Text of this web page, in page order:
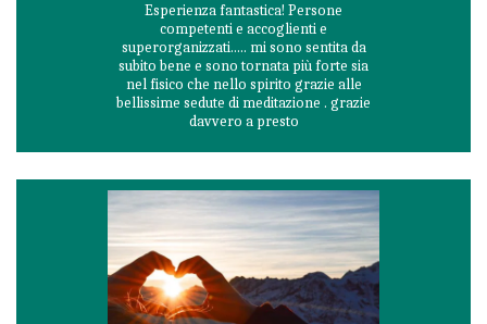
Esperienza fantastica! Persone
competenti e accoglienti e
superorganizzati..... mi sono sentita da
subito bene e sono tornata più forte sia
nel fisico che nello spirito grazie alle
bellissime sedute di meditazione . grazie
davvero a presto